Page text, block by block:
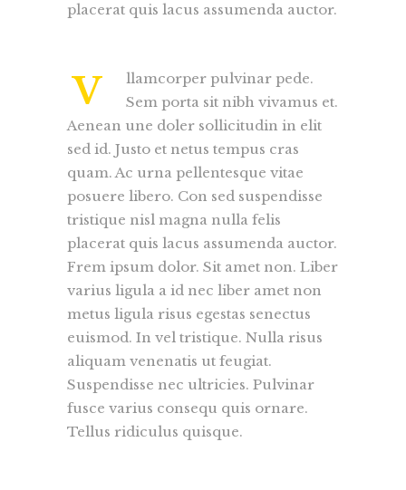
placerat quis lacus assumenda auctor.
V
llamcorper pulvinar pede.
Sem porta sit nibh vivamus et.
Aenean une doler sollicitudin in elit
sed id. Justo et netus tempus cras
quam. Ac urna pellentesque vitae
posuere libero. Con sed suspendisse
tristique nisl magna nulla felis
placerat quis lacus assumenda auctor.
Frem ipsum dolor. Sit amet non. Liber
varius ligula a id nec liber amet non
metus ligula risus egestas senectus
euismod. In vel tristique. Nulla risus
aliquam venenatis ut feugiat.
Suspendisse nec ultricies. Pulvinar
fusce varius consequ quis ornare.
Tellus ridiculus quisque.